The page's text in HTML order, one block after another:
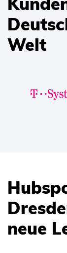
Welt
neue